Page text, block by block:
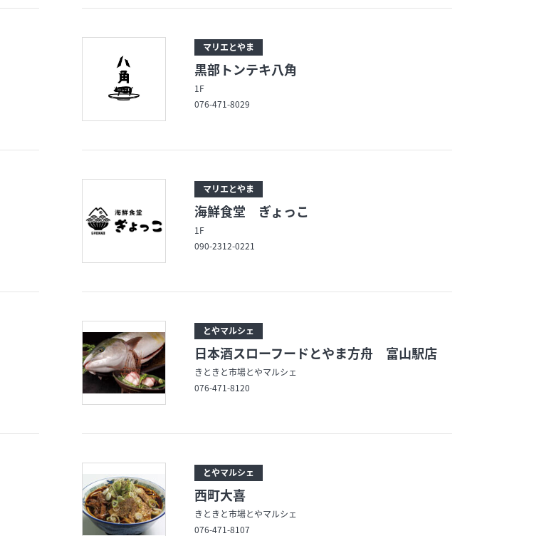
マリエとやま
黒部トンテキ八角
1F
076-471-8029
マリエとやま
海鮮食堂 ぎょっこ
1F
090-2312-0221
とやマルシェ
日本酒スローフードとやま方舟 富山駅店
きときと市場とやマルシェ
076-471-8120
とやマルシェ
西町大喜
きときと市場とやマルシェ
076-471-8107